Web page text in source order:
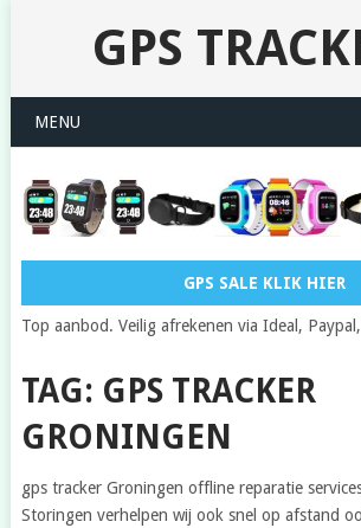
GPS
MENU
GPS SALE KLIK HIER
Top aanbod. Veilig afrekenen via Ideal,
TAG: GPS TRACKER
GRONINGEN
gps tracker Groningen offline reparatie
Storingen verhelpen wij ook snel op afstand